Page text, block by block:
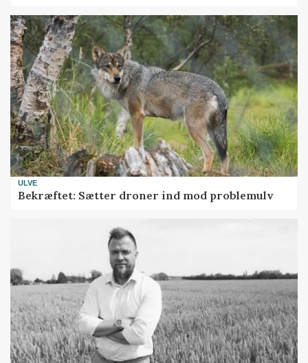
ULVE
Bekræftet: Sætter droner ind mod problemulv